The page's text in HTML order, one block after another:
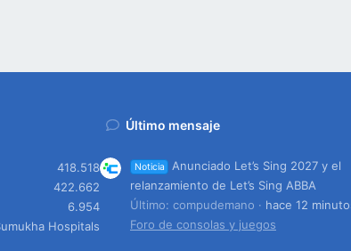
418.518
422.662
6.954
Hospitals
Último mensaje
Noticia
Anunciado Let’s Sing 2027 y el
relanzamiento de Let’s Sing ABBA
Último: compudemano
hace 12
Foro de consolas y juegos